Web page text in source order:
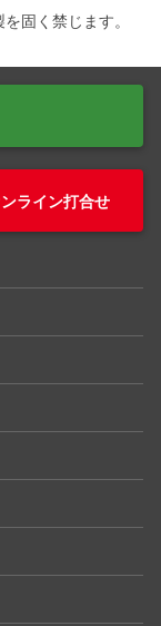
固く禁じます。
ライン打合せ